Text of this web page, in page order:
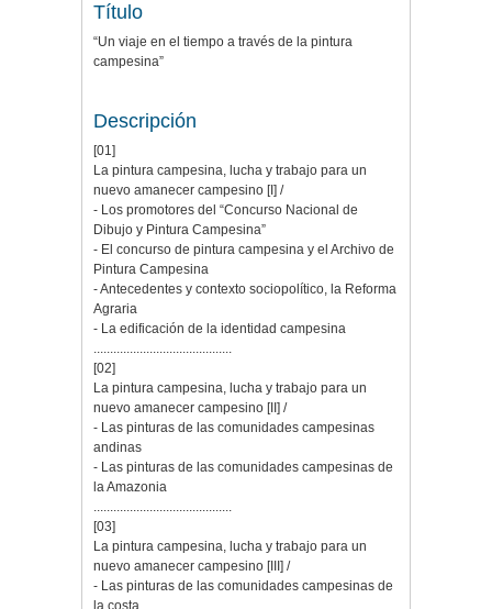
Título
“Un viaje en el tiempo a través de la pintura
campesina”
Descripción
[01]
La pintura campesina, lucha y trabajo para un
nuevo amanecer campesino [I] /
- Los promotores del “Concurso Nacional de
Dibujo y Pintura Campesina”
- El concurso de pintura campesina y el Archivo de
Pintura Campesina
- Antecedentes y contexto sociopolítico, la Reforma
Agraria
- La edificación de la identidad campesina
..........................................
[02]
La pintura campesina, lucha y trabajo para un
nuevo amanecer campesino [II] /
- Las pinturas de las comunidades campesinas
andinas
- Las pinturas de las comunidades campesinas de
la Amazonia
..........................................
[03]
La pintura campesina, lucha y trabajo para un
nuevo amanecer campesino [III] /
- Las pinturas de las comunidades campesinas de
la costa